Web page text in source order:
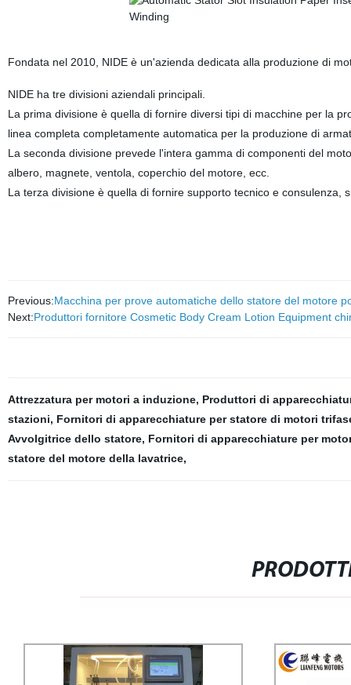
Fondata nel 2010, NIDE è un'azienda dedicata alla produzione di
NIDE ha tre divisioni aziendali principali.
La prima divisione è quella di fornire diversi tipi di macchine per la
linea completa completamente automatica per la produzione di
La seconda divisione prevede l'intera gamma di componenti del
albero, magnete, ventola, coperchio del motore, ecc.
La terza divisione è quella di fornire supporto tecnico e
Previous:Macchina per prove automatiche dello statore del motore
Next:Produttori fornitore Cosmetic Body Cream Lotion Equipment
Attrezzatura per motori a induzione, Produttori di
stazioni, Fornitori di apparecchiature per statore di motori
Avvolgitrice dello statore, Fornitori di apparecchiature per
statore del motore della lavatrice,